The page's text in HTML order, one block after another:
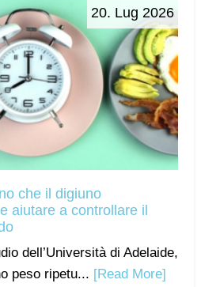
20. Lug 2026
che il digiuno
aiutare a controllare il
dell’Università di Adelaide,
peso ripetu... [Read More]